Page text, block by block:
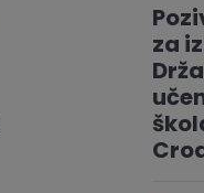
za